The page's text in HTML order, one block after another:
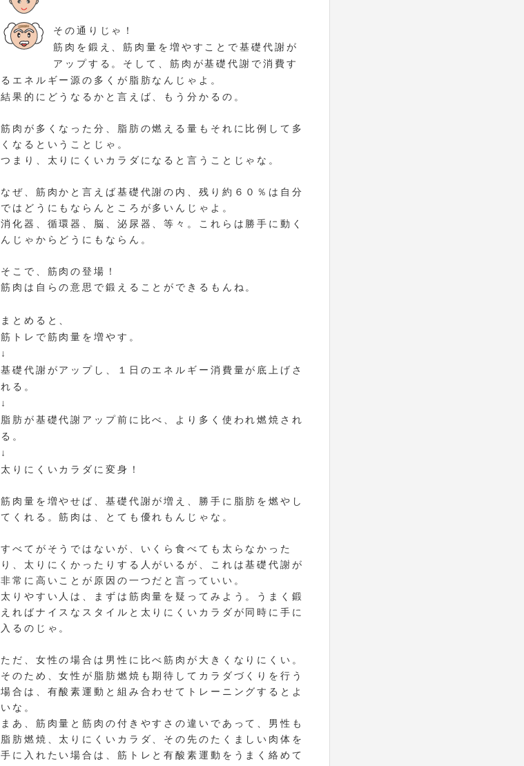
その通りじゃ！
筋肉を鍛え、筋肉量を増やすことで基礎代謝が
アップする。そして、筋肉が基礎代謝で消費す
るエネルギー源の多くが脂肪なんじゃよ。
結果的にどうなるかと言えば、もう分かるの。
筋肉が多くなった分、脂肪の燃える量もそれに比例して多
くなるということじゃ。
つまり、太りにくいカラダになると言うことじゃな。
なぜ、筋肉かと言えば基礎代謝の内、残り約６０％は自分
ではどうにもならんところが多いんじゃよ。
消化器、循環器、脳、泌尿器、等々。これらは勝手に動く
んじゃからどうにもならん。
そこで、筋肉の登場！
筋肉は自らの意思で鍛えることができるもんね。
まとめると、
筋トレで筋肉量を増やす。
↓
基礎代謝がアップし、１日のエネルギー消費量が底上げさ
れる。
↓
脂肪が基礎代謝アップ前に比べ、より多く使われ燃焼され
る。
↓
太りにくいカラダに変身！
筋肉量を増やせば、基礎代謝が増え、勝手に脂肪を燃やし
てくれる。筋肉は、とても優れもんじゃな。
すべてがそうではないが、いくら食べても太らなかった
り、太りにくかったりする人がいるが、これは基礎代謝が
非常に高いことが原因の一つだと言っていい。
太りやすい人は、まずは筋肉量を疑ってみよう。うまく鍛
えればナイスなスタイルと太りにくいカラダが同時に手に
入るのじゃ。
ただ、女性の場合は男性に比べ筋肉が大きくなりにくい。
そのため、女性が脂肪燃焼も期待してカラダづくりを行う
場合は、有酸素運動と組み合わせてトレーニングするとよ
いな。
まあ、筋肉量と筋肉の付きやすさの違いであって、男性も
脂肪燃焼、太りにくいカラダ、その先のたくましい肉体を
手に入れたい場合は、筋トレと有酸素運動をうまく絡めて